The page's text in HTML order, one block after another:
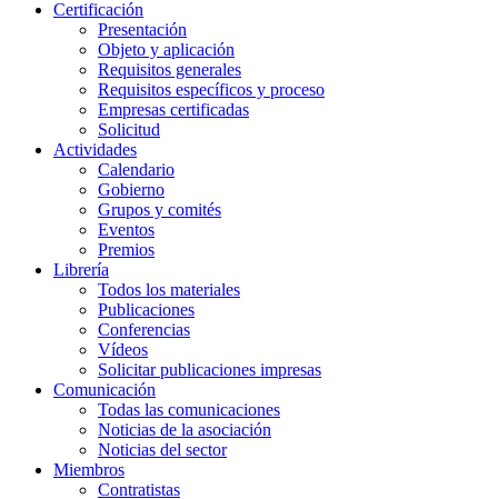
Certificación
Presentación
Objeto y aplicación
Requisitos generales
Requisitos específicos y proceso
Empresas certificadas
Solicitud
Actividades
Calendario
Gobierno
Grupos y comités
Eventos
Premios
Librería
Todos los materiales
Publicaciones
Conferencias
Vídeos
Solicitar publicaciones impresas
Comunicación
Todas las comunicaciones
Noticias de la asociación
Noticias del sector
Miembros
Contratistas